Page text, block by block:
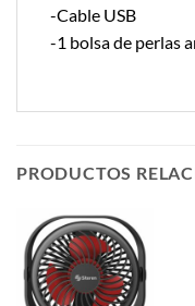
-Cable USB
-1 bolsa de perlas
PRODUCTOS